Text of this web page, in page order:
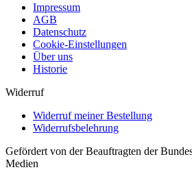
Impressum
AGB
Datenschutz
Cookie-Einstellungen
Über uns
Historie
Widerruf
Widerruf meiner Bestellung
Widerrufsbelehrung
Gefördert von der Beauftragten der
Medien